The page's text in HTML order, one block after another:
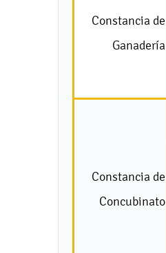
Constancia de
Ganadería
Constancia de
Concubinato